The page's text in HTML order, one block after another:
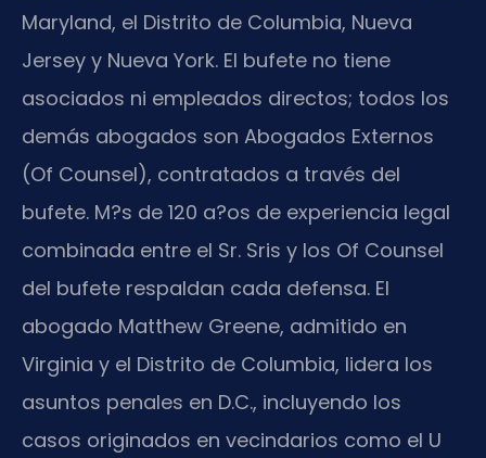
Maryland, el Distrito de Columbia, Nueva
Jersey y Nueva York. El bufete no tiene
asociados ni empleados directos; todos los
demás abogados son Abogados Externos
(Of Counsel), contratados a través del
bufete. M?s de 120 a?os de experiencia legal
combinada entre el Sr. Sris y los Of Counsel
del bufete respaldan cada defensa. El
abogado Matthew Greene, admitido en
Virginia y el Distrito de Columbia, lidera los
asuntos penales en D.C., incluyendo los
casos originados en vecindarios como el U